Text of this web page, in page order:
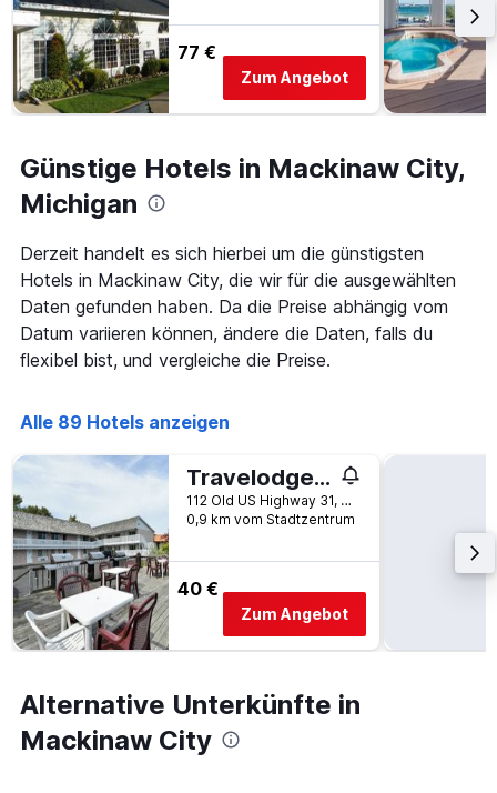
Das
Diagramm
hat
1
Y-
den
durchschnittlichen
Zimmerpreis
77 €
Zum Angebot
Günstige Hotels in Mackinaw City,
Michigan
Derzeit handelt es sich hierbei um die günstigsten
Hotels in Mackinaw City, die wir für die ausgewählten
Daten gefunden haben. Da die Preise abhängig vom
Datum variieren können, ändere die Daten, falls du
flexibel bist, und vergleiche die Preise.
Alle 89 Hotels anzeigen
Travelodge by Wyndham Mackinaw City
112 Old US Highway 31, Mackinaw City, MI, USA
0,9 km vom Stadtzentrum
40 €
Zum Angebot
Alternative Unterkünfte in
Mackinaw City